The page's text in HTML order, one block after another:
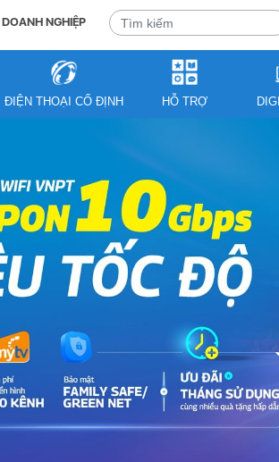
DOANH NGHIỆP
ĐIỆN THOẠI CỐ ĐỊNH HỖ TRỢ